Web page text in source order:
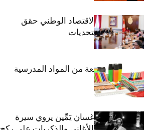
وزيرة المالية: الاقتصاد الوطني حقق
مكاسب رغم التحديات
الفنان اللبناني غسان يَمِّين يروي سيرة